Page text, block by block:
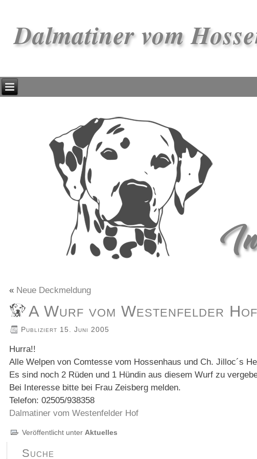
Dalmatiner vom
« Neue Deckmeldung
A Wurf vom Westenfelder
Publiziert 15. Juni 2005
Hurra!!
Alle Welpen von Comtesse vom Hossenhaus und Ch. Jilloc´s
Es sind noch 2 Rüden und 1 Hündin aus diesem Wurf zu
Bei Interesse bitte bei Frau Zeisberg melden.
Telefon: 02505/938358
Dalmatiner vom Westenfelder Hof
Veröffentlicht unter Aktuelles
Suche